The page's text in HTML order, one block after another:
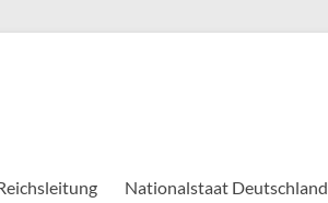
Nationalstaat Deutschland